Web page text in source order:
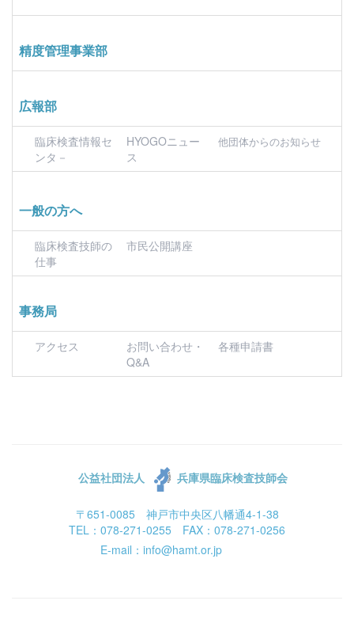
精度管理事業部
広報部
臨床検査情報セ
ンタ－
HYOGOニュー
ス
他団体からのお知らせ
一般の方へ
臨床検査技師の
仕事
市民公開講座
事務局
アクセス
お問い合わせ・
Q&A
各種申請書
公益社団法人 兵庫県臨床検査技師会
〒651-0085 神戸市中央区八幡通4-1-38
TEL：078-271-0255 FAX：078-271-0256
E-mail：info@hamt.or.jp